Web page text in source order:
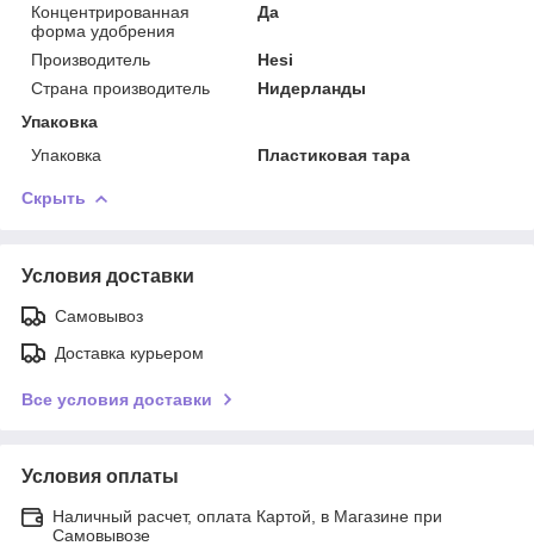
Концентрированная
форма удобрения
Да
Производитель
Hesi
Страна производитель
Нидерланды
Упаковка
Упаковка
Пластиковая тара
Скрыть
Условия доставки
Самовывоз
Доставка курьером
Все условия доставки
Условия оплаты
Наличный расчет, оплата Картой, в Магазине при
Самовывозе